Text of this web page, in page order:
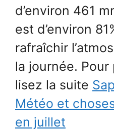
d’environ 461
est d’environ
rafraîchir
la journée. Pour
lisez la suite
Météo et
en juillet